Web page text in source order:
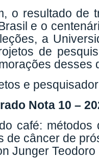
o resultado de
e o
a
de
desses
e
Nota 10 –
café:
de câncer de
Junger Teodoro